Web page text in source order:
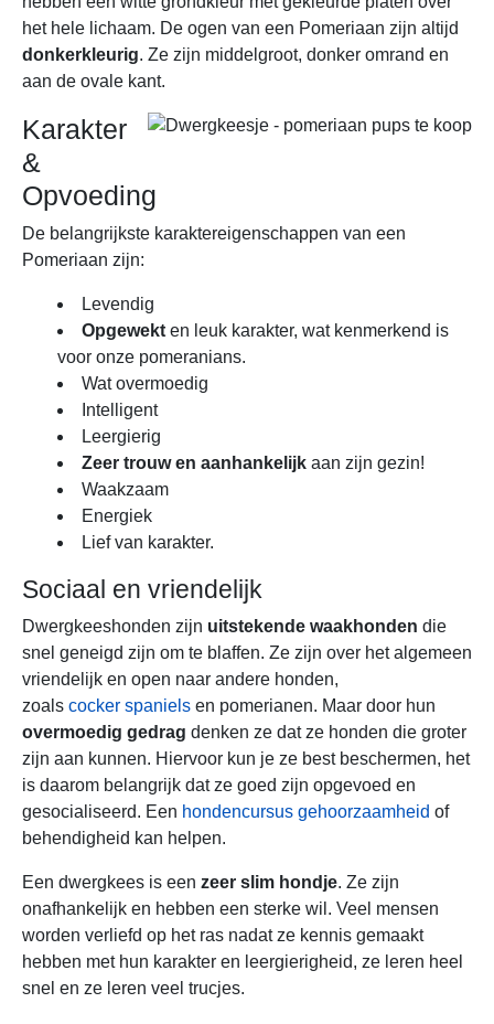
het hele lichaam. De ogen van een Pomeriaan zijn altijd
donkerkleurig. Ze zijn middelgroot, donker omrand en
aan de ovale kant.
Karakter
&
Opvoeding
De belangrijkste karaktereigenschappen van een
Pomeriaan zijn:
Levendig
Opgewekt en leuk karakter, wat kenmerkend is
voor onze pomeranians.
Wat overmoedig
Intelligent
Leergierig
Zeer trouw en aanhankelijk aan zijn gezin!
Waakzaam
Energiek
Lief van karakter.
Sociaal en vriendelijk
Dwergkeeshonden zijn uitstekende waakhonden die
snel geneigd zijn om te blaffen. Ze zijn over het algemeen
vriendelijk en open naar andere honden,
zoals cocker spaniels en pomerianen. Maar door hun
overmoedig gedrag denken ze dat ze honden die groter
zijn aan kunnen. Hiervoor kun je ze best beschermen, het
is daarom belangrijk dat ze goed zijn opgevoed en
gesocialiseerd. Een hondencursus gehoorzaamheid of
behendigheid kan helpen.
Een dwergkees is een zeer slim hondje. Ze zijn
onafhankelijk en hebben een sterke wil. Veel mensen
worden verliefd op het ras nadat ze kennis gemaakt
hebben met hun karakter en leergierigheid, ze leren heel
snel en ze leren veel trucjes.